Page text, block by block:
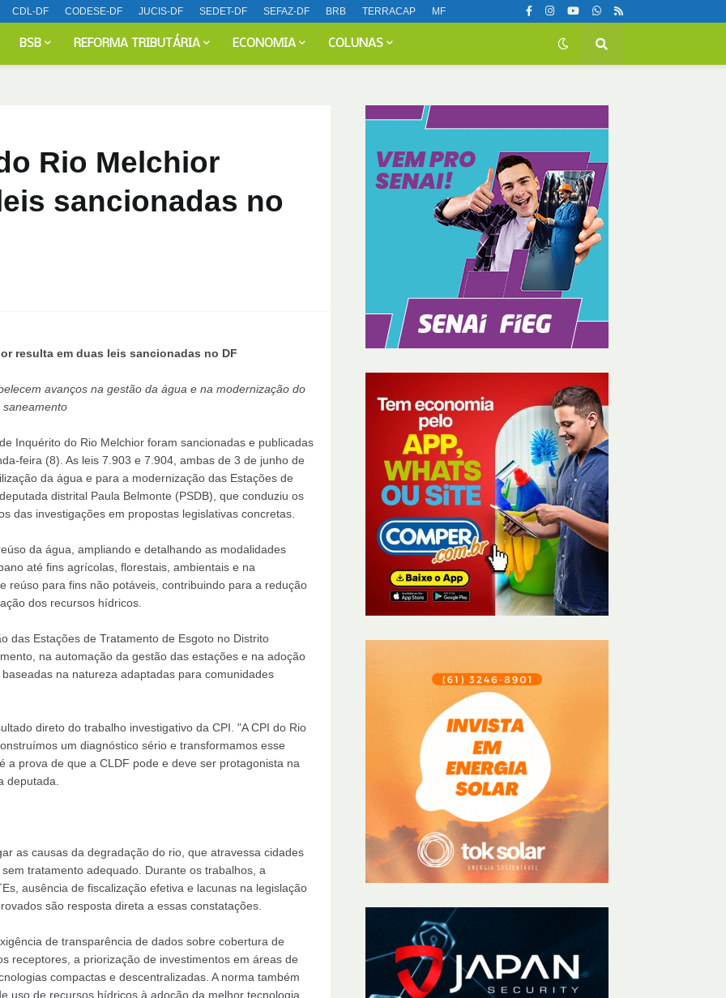
CDL-DF CODESE-DF JUCIS-DF SEDET-DF SEFAZ-DF BRB TERRACAP MF
BSB REFORMA TRIBUTÁRIA ECONOMIA COLUNAS
Rio Melchior
sancionadas no
resulta em duas leis sancionadas no DF
avanços na gestão da água e na modernização do
saneamento
Inquérito do Rio Melchior foram sancionadas e publicadas
feira (8). As leis 7.903 e 7.904, ambas de 3 de junho de
da água e para a modernização das Estações de
distrital Paula Belmonte (PSDB), que conduziu os
das investigações em propostas legislativas concretas.
da água, ampliando e detalhando as modalidades
até fins agrícolas, florestais, ambientais e na
reúso para fins não potáveis, contribuindo para a redução
dos recursos hídricos.
das Estações de Tratamento de Esgoto no Distrito
na automação da gestão das estações e na adoção
na natureza adaptadas para comunidades
direto do trabalho investigativo da CPI. "A CPI do Rio
um diagnóstico sério e transformamos esse
a prova de que a CLDF pode e deve ser protagonista na
deputada.
as causas da degradação do rio, que atravessa cidades
tratamento adequado. Durante os trabalhos, a
ausência de fiscalização efetiva e lacunas na legislação
são resposta direta a essas constatações.
de transparência de dados sobre cobertura de
receptores, a priorização de investimentos em áreas de
compactas e descentralizadas. A norma também
uso de recursos hídricos à adoção da melhor tecnologia